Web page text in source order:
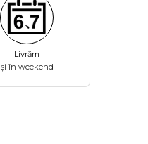
Livrăm
și în weekend